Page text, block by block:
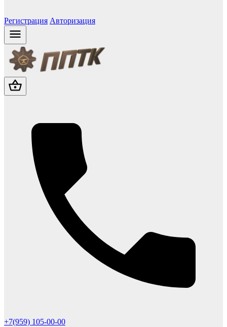
Регистрация Авторизация
+7(959) 105-00-00